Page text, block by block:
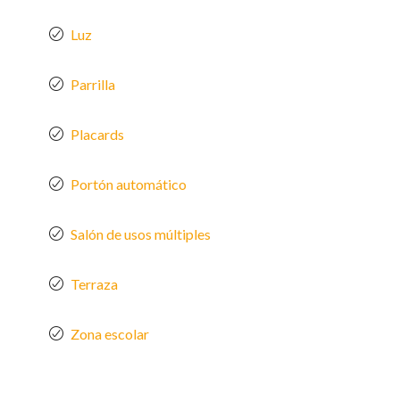
Luz
Parrilla
Placards
Portón automático
Salón de usos múltiples
Terraza
Zona escolar